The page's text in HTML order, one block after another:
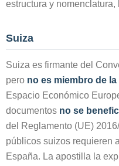
estructura y
Suiza
Suiza es firmante del
pero no es miembro de
Espacio Económico
documentos no se
del Reglamento (UE)
públicos suizos requieren
España. La apostilla la